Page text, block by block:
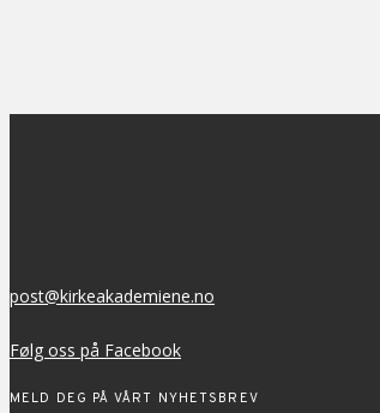
post@kirkeakademiene.no
Følg oss på Facebook
MELD DEG PÅ VÅRT NYHETSBREV